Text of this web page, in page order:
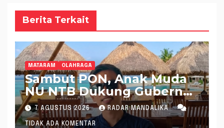
Berita Terkait
MATARAM OLAHRAGA
Sambut PON, Anak Muda
NU NTB Dukung Gubernur
Pimpin KONI NTB
7 AGUSTUS 2026 RADAR MANDALIKA
TIDAK ADA KOMENTAR